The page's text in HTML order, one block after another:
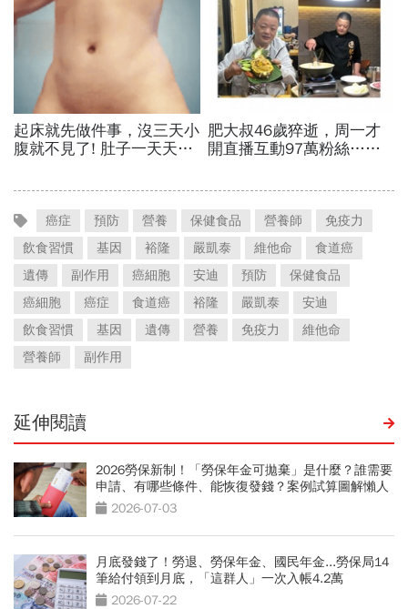
癌症 預防 營養 保健食品 營養師
免疫力
飲食習慣
基因 裕隆 嚴凱泰 維他命
食道癌
遺傳
副作用 癌細胞 安迪 預防
保健食品
癌細胞
癌症 食道癌 裕隆 嚴凱泰
安迪
飲食習慣
基因 遺傳 營養 免疫力
維他命
營養師
副作用
延伸閱讀
2026勞保新制！「勞保年金可拋棄」是什麼？誰需要
申請、有哪些條件、能恢復發錢？案例試算圖解懶人
包 2026-07-03
月底發錢了！勞退、勞保年金、國民年金...勞保局14
筆給付領到月底，「這群人」一次入帳4.2萬
2026-07-22